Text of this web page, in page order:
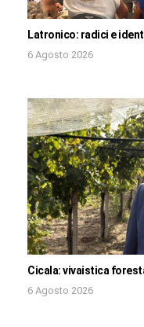
Latronico: radici e
6 Agosto 2026
Cicala: vivaistica
6 Agosto 2026